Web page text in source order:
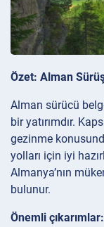
Özet: Alman
Alman sürücü
bir yatırımdır.
gezinme
yolları için iyi
Almanya’nın
bulunur.
Önemli çıkarımlar: